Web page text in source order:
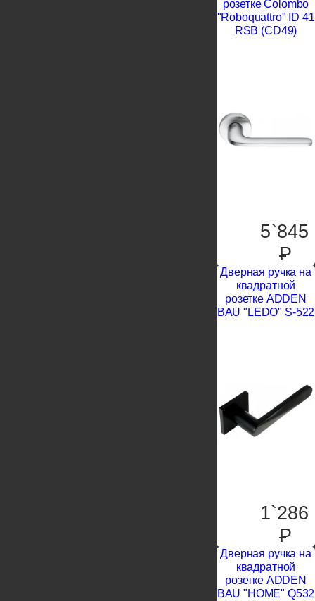
розетке Colombo
"Roboquattro" ID 41
RSB (CD49)
5`845
P
Дверная ручка на
квадратной
розетке ADDEN
BAU "LEDO" S-522
1`286
P
Дверная ручка на
квадратной
розетке ADDEN
BAU "HOME" Q532